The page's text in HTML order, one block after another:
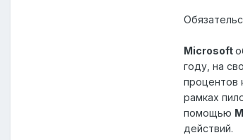
Microsoft
году, на
процентов
рамках
помощью
действий.